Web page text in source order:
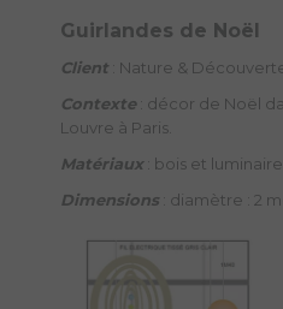
Guirlandes de Noël
Client : Nature &
Contexte: décor de Noël
Louvre à Paris.
Matériaux: bois et
Dimensions : diamètre : 2